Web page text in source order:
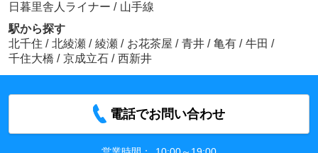
日暮里舎人ライナー / 山手線
駅から探す
北千住 / 北綾瀬 / 綾瀬 / お花茶屋 / 青井 / 亀有 / 牛田 /
千住大橋 / 京成立石 / 西新井
電話でお問い合わせ